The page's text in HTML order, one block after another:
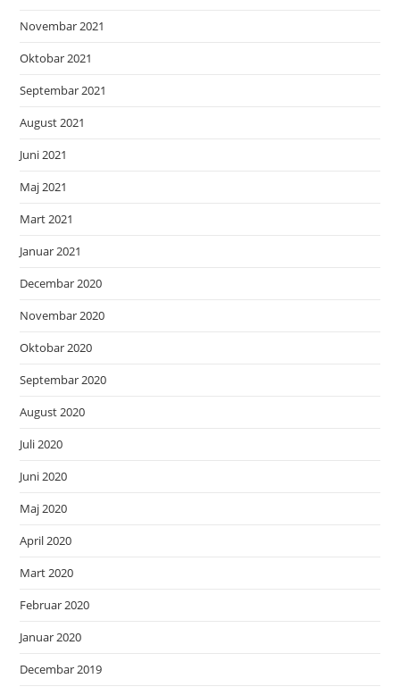
Novembar 2021
Oktobar 2021
Septembar 2021
August 2021
Juni 2021
Maj 2021
Mart 2021
Januar 2021
Decembar 2020
Novembar 2020
Oktobar 2020
Septembar 2020
August 2020
Juli 2020
Juni 2020
Maj 2020
April 2020
Mart 2020
Februar 2020
Januar 2020
Decembar 2019